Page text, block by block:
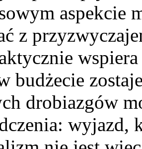
aspekcie
z
budżecie
drobiazgów
wyjazd,